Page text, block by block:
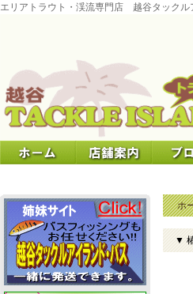
エリアトラウト・渓流専門店 越谷タックル
ホ
▼